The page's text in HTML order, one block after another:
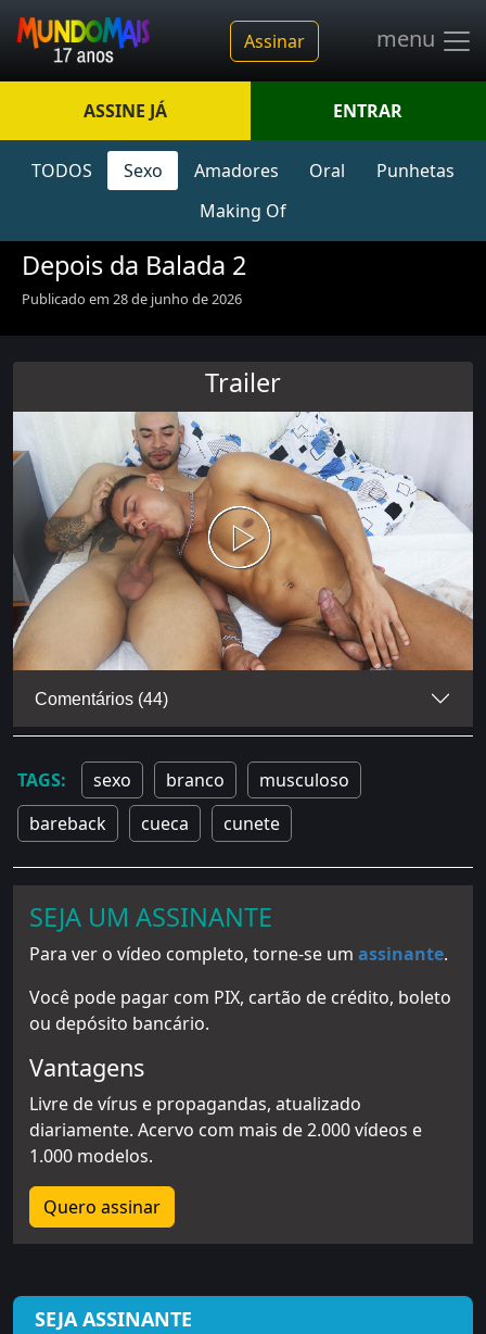
Assinar menu
ASSINE JÁ ENTRAR
TODOS Sexo Amadores Oral
Punhetas
Making Of
Depois da Balada 2
Publicado em 28 de junho de 2026
Trailer
Comentários (44)
sexo branco
musculoso
bareback
cueca cunete
SEJA UM ASSINANTE
Para ver o vídeo completo, torne-se um assinante.
Você pode pagar com PIX, cartão de crédito, boleto
ou depósito bancário.
Vantagens
Livre de vírus e propagandas, atualizado
diariamente. Acervo com mais de 2.000 vídeos e
1.000 modelos.
Quero assinar
SEJA ASSINANTE